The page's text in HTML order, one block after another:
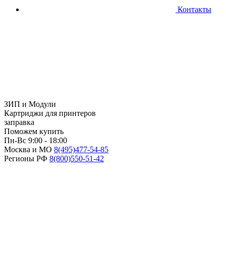
Контакты
ЗИП и Модули
Картриджи для принтеров
заправка
Поможем купить
Пн-Вс 9:00 - 18:00
Москва и МО 8(495)477-54-85
Регионы РФ 8(800)550-51-42